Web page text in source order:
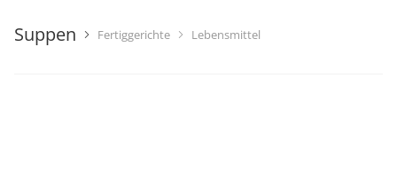
Lebensmittel
Fertiggerichte
Suppen